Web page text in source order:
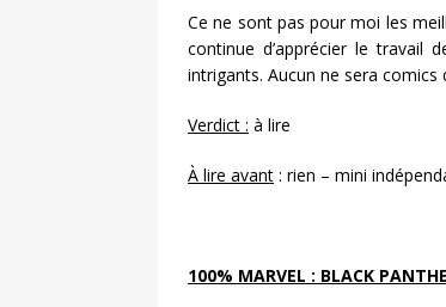
Ce ne sont pas pour moi les
continue d’apprécier le travail
intrigants. Aucun ne sera comics
Verdict : à lire
À lire avant : rien – mini
100% MARVEL : BLACK